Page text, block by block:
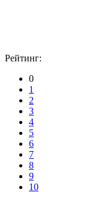
Рейтинг:
0
1
2
3
4
5
6
7
8
9
10